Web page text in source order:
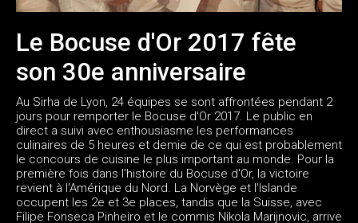
Le Bocuse d'Or 2017 fête
son 30e anniversaire
Au Sirha de Lyon, 24 équipes se sont affrontées pendant 2
jours pour remporter le Bocuse d'Or 2017. Le public en
direct a suivi avec enthousiasme les performances
culinaires de 5 heures et demie de ce qui est probablement
le concours de cuisine le plus important au monde. Pour la
première fois dans l'histoire du Bocuse d'Or, la victoire
revient à l'Amérique du Nord. La Norvège et l'Islande
occupent les 2e et 3e places, tandis que la Suisse, avec
Filipe Fonseca Pinheiro et le commis Nikola Marijnovic, arrive